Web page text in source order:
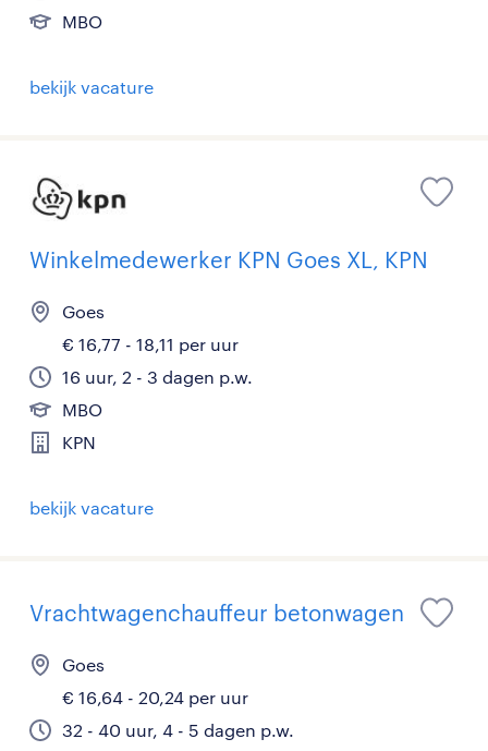
MBO
bekijk vacature
Winkelmedewerker KPN Goes XL, KPN
Goes
€ 16,77 - 18,11 per uur
16 uur, 2 - 3 dagen p.w.
MBO
KPN
bekijk vacature
Vrachtwagenchauffeur betonwagen
Goes
€ 16,64 - 20,24 per uur
32 - 40 uur, 4 - 5 dagen p.w.